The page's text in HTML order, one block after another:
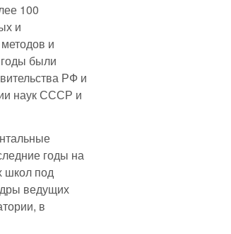
100
и
и
были
РФ и
наук СССР и
годы на
школ под
ведущих
в